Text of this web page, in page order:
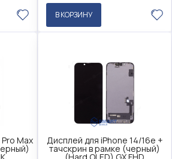
В КОРЗИНУ
Max Дисплей для iPhone 14/16e +
тачскрин в рамке (черный)